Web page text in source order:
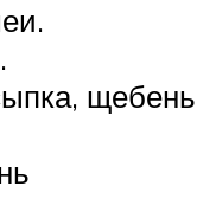
щебень